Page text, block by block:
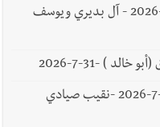
وفاة بدرية يوسف بديري -الدفن 1-8-2026 - آل بديري ويوسف
) -31-7-2026
وفاة الحاج مصطفى محمود بوجي -31-7-2026 -نقيب صيادي